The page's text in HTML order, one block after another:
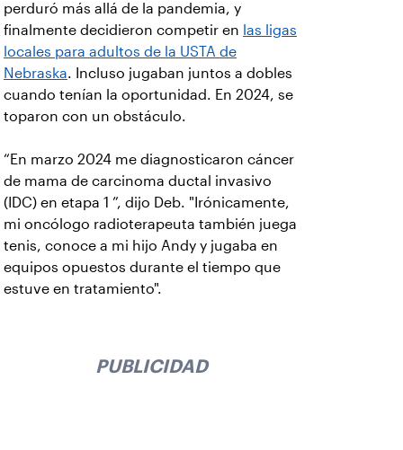
perduró más allá de la pandemia, y
finalmente decidieron competir en las ligas
locales para adultos de la USTA de
Nebraska. Incluso jugaban juntos a dobles
cuando tenían la oportunidad. En 2024, se
toparon con un obstáculo.
“En marzo 2024 me diagnosticaron cáncer
de mama de carcinoma ductal invasivo
(IDC) en etapa 1 ”, dijo Deb. "Irónicamente,
mi oncólogo radioterapeuta también juega
tenis, conoce a mi hijo Andy y jugaba en
equipos opuestos durante el tiempo que
estuve en tratamiento".
PUBLICIDAD